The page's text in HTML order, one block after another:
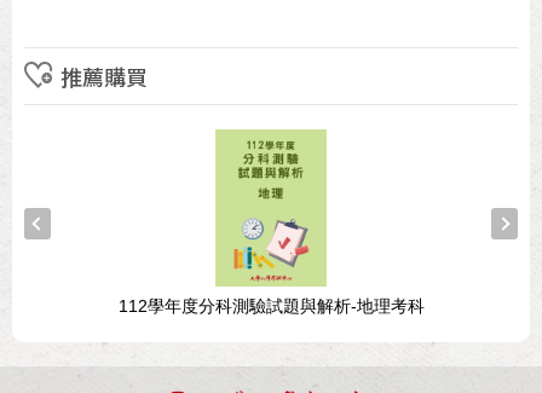
推薦購買
112學年度分科測驗試題與解析-地理考科